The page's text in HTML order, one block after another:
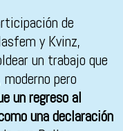
de
y Kvinz,
un trabajo que
pero
un regreso al
una declaración